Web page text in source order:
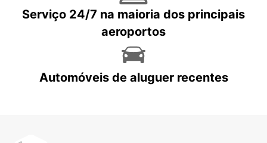
Serviço 24/7 na maioria dos principais
aeroportos
Automóveis de aluguer recentes